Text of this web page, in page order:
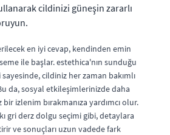
cildinizi güneşin zararlı
en iyi cevap, kendinden emin
ile başlar. estethica'nın sunduğu
cildiniz her zaman bakımlı
da, sosyal etkileşimlerinizde daha
izlenim bırakmanıza yardımcı olur.
gri derz dolgu seçimi gibi, detaylara
ve sonuçları uzun vadede fark